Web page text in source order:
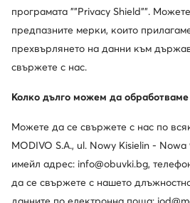
програмата ""Privacy Shield"".
предпазните мерки, които
прехвърлянето на данни към
свържете с нас.
Колко дълго можем да обработваме
Можете да се свържете с нас по
MODIVO S.A., ul. Nowy Kisielin -
имейл адрес: info@obuvki.bg,
да се свържете с нашето